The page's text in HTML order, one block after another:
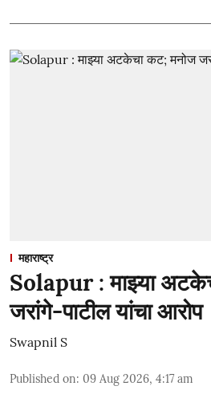
महाराष्ट्र
Solapur : माझ्या
जरांगे-पाटील यांचा आरोप
Swapnil S
Published on: 09 Aug 2026, 4:17 am